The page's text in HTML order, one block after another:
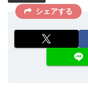
シェアする